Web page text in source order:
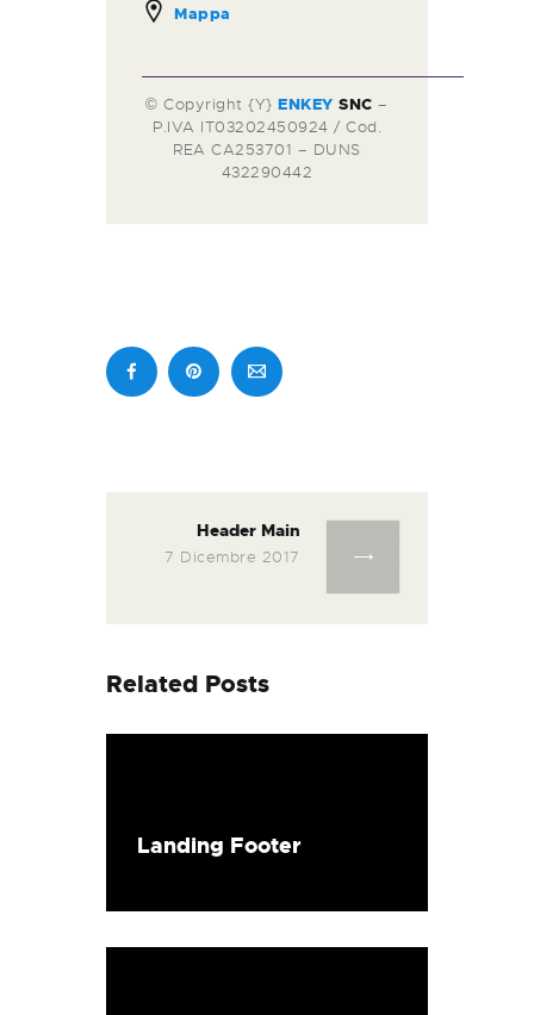
Mappa
© Copyright {Y}ENKEY SNC –
P.IVA IT03202450924 / Cod.
REA CA253701 – DUNS
432290442
Header Main
7 Dicembre 2017
Related Posts
Landing Footer